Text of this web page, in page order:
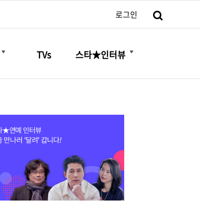
로그인
TVs 스타★인터뷰
더보기